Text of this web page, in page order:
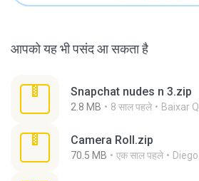
आपको यह भी पसंद आ सकता है
Snapchat nudes n 3.zip
2.8 MB 8 साल पहले Baixar Q.
Camera Roll.zip
70.5 MB एक साल पहले Diego